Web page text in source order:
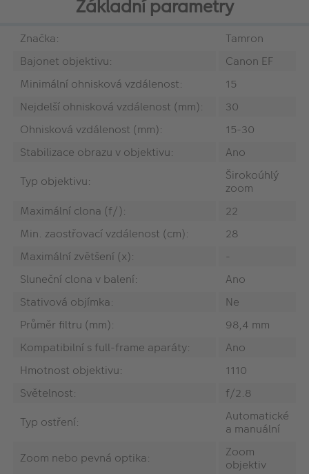
Základní parametry
Značka:
Tamron
Bajonet objektivu:
Canon EF
Minimální ohnisková vzdálenost:
15
Nejdelší ohnisková vzdálenost (mm):
30
Ohnisková vzdálenost (mm):
15-30
Stabilizace obrazu v objektivu:
Ano
Typ objektivu:
Širokoúhlý
zoom
Maximální clona (f/):
22
Min. zaostřovací vzdálenost (cm):
28
Maximální zvětšení (x):
-
Sluneční clona v balení:
Ano
Stativová objímka:
Ne
Průměr filtru (mm):
98,4 mm
Kompatibilní s full-frame aparáty:
Ano
Hmotnost objektivu:
1110
Světelnost:
f/2.8
Typ ostření:
Automatické
a manuální
Zoom nebo pevná optika:
Zoom
objektiv